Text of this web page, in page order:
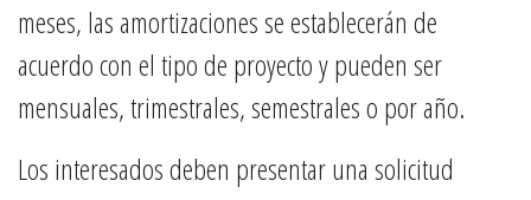
meses, las amortizaciones se establecerán de
acuerdo con el tipo de proyecto y pueden ser
mensuales, trimestrales, semestrales o por año.
Los interesados deben presentar una solicitud